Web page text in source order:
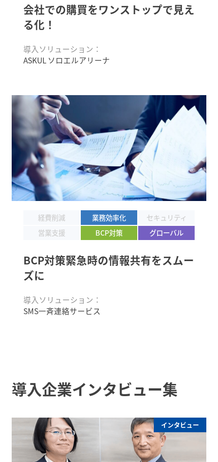
会社での購買をワンストップで見え
る化！
導入ソリューション：
ASKUL ソロエルアリーナ
経費削減 業務効率化
セキュリティ
営業支援
BCP対策 グローバル
BCP対策緊急時の情報共有をスムー
ズに
導入ソリューション：
SMS一斉連絡サービス
導入企業インタビュー集
インタビュー